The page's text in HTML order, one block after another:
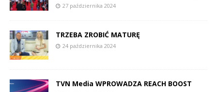
27 października 2024
TRZEBA ZROBIĆ MATURĘ
24 października 2024
TVN Media WPROWADZA REACH BOOST